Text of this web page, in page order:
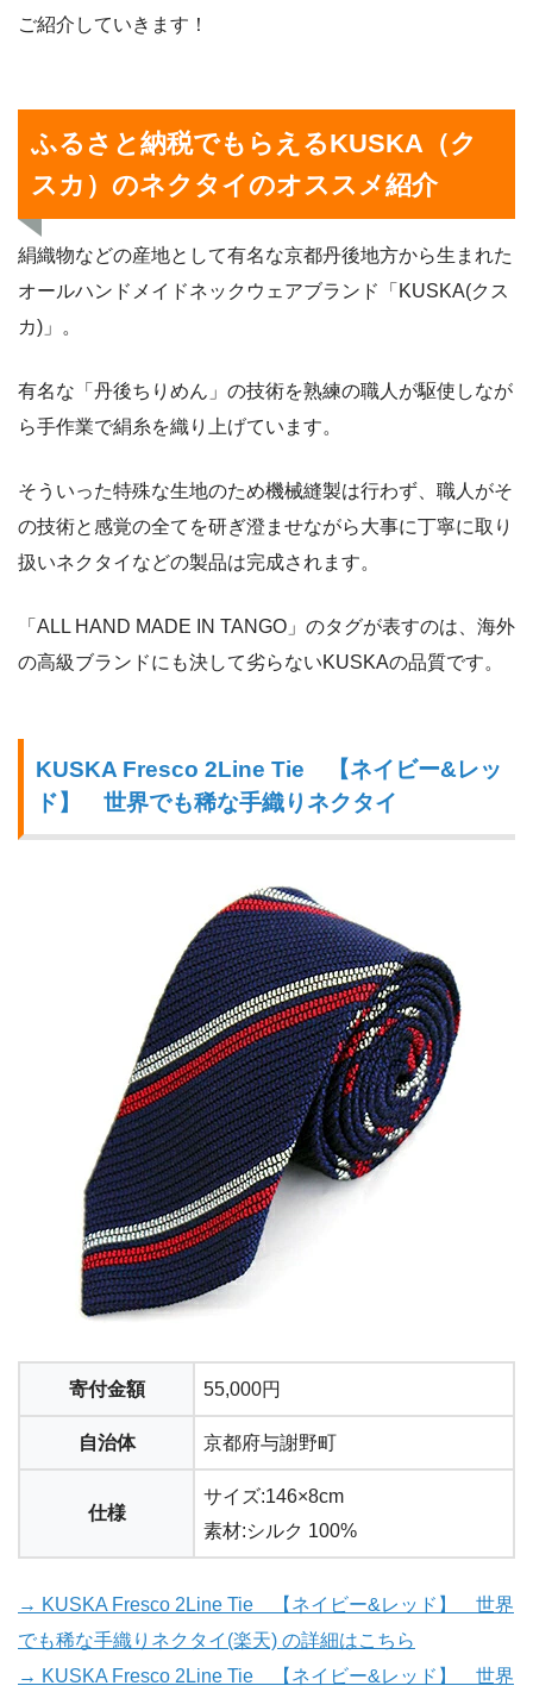
ご紹介していきます！
ふるさと納税でもらえるKUSKA（ク
スカ）のネクタイのオススメ紹介
絹織物などの産地として有名な京都丹後地方から生まれた
オールハンドメイドネックウェアブランド「KUSKA(クス
カ)」。
有名な「丹後ちりめん」の技術を熟練の職人が駆使しなが
ら手作業で絹糸を織り上げています。
そういった特殊な生地のため機械縫製は行わず、職人がそ
の技術と感覚の全てを研ぎ澄ませながら大事に丁寧に取り
扱いネクタイなどの製品は完成されます。
「ALL HAND MADE IN TANGO」のタグが表すのは、海外
の高級ブランドにも決して劣らないKUSKAの品質です。
KUSKA Fresco 2Line Tie 【ネイビー&レッ
ド】 世界でも稀な手織りネクタイ
寄付金額 55,000円
自治体 京都府与謝野町
仕様
サイズ:146×8cm
素材:シルク 100%
→ KUSKA Fresco 2Line Tie 【ネイビー&レッド】 世界
でも稀な手織りネクタイ(楽天) の詳細はこちら
→ KUSKA Fresco 2Line Tie 【ネイビー&レッド】 世界